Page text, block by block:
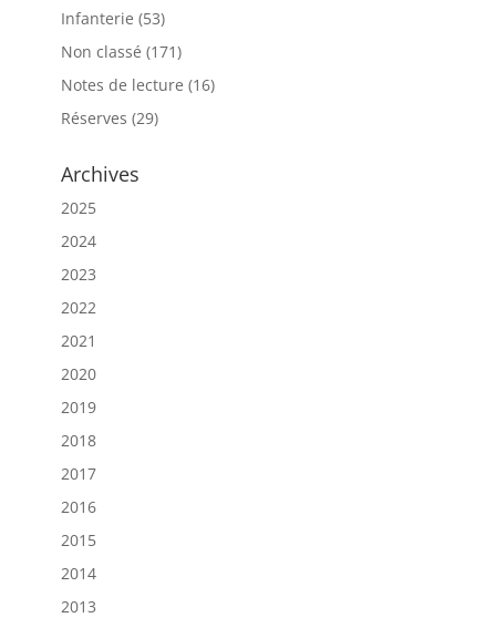
Infanterie (53)
Non classé (171)
Notes de lecture (16)
Réserves (29)
Archives
2025
2024
2023
2022
2021
2020
2019
2018
2017
2016
2015
2014
2013